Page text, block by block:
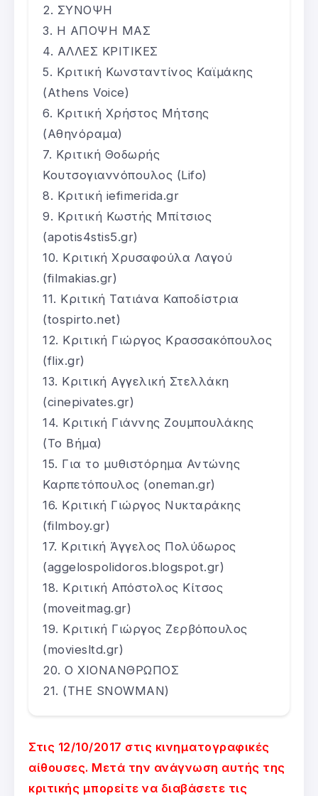
ΣΥΝΟΨΗ
Η ΑΠΟΨΗ ΜΑΣ
ΑΛΛΕΣ ΚΡΙΤΙΚΕΣ
Κριτική Κωνσταντίνος Καϊμάκης
(Athens Voice)
Κριτική Χρήστος Μήτσης
(Αθηνόραμα)
Κριτική Θοδωρής
Κουτσογιαννόπουλος (Lifo)
Κριτική iefimerida.gr
Κριτική Κωστής Μπίτσιος
(apotis4stis5.gr)
Κριτική Χρυσαφούλα Λαγού
(filmakias.gr)
Κριτική Τατιάνα Καποδίστρια
(tospirto.net)
Κριτική Γιώργος Κρασσακόπουλος
(flix.gr)
Κριτική Αγγελική Στελλάκη
(cinepivates.gr)
Κριτική Γιάννης Ζουμπουλάκης
(Το Βήμα)
Για το μυθιστόρημα Αντώνης
Καρπετόπουλος (oneman.gr)
Κριτική Γιώργος Νυκταράκης
(filmboy.gr)
Κριτική Άγγελος Πολύδωρος
(aggelospolidoros.blogspot.gr)
Κριτική Απόστολος Κίτσος
(moveitmag.gr)
Κριτική Γιώργος Ζερβόπουλος
(moviesltd.gr)
Ο ΧΙΟΝΑΝΘΡΩΠΟΣ
(THE SNOWMAN)
Στις 12/10/2017 στις κινηματογραφικές
αίθουσες. Μετά την ανάγνωση αυτής της
κριτικής μπορείτε να διαβάσετε τις